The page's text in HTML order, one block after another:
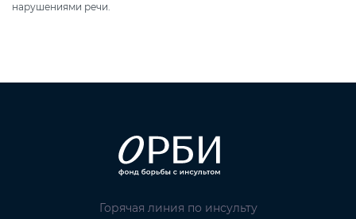
нарушениями речи.
Горячая линия по инсульту